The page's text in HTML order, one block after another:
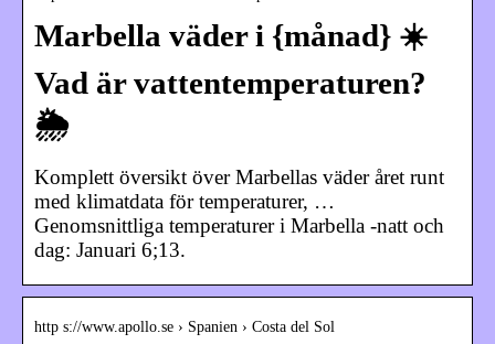
Marbella väder i {månad} ☀️
Vad är vattentemperaturen?
🌦️
Komplett översikt över Marbellas väder året runt
med klimatdata för temperaturer, …
Genomsnittliga temperaturer i Marbella -natt och
dag: Januari 6;13.
http s://www.apollo.se › Spanien › Costa del Sol